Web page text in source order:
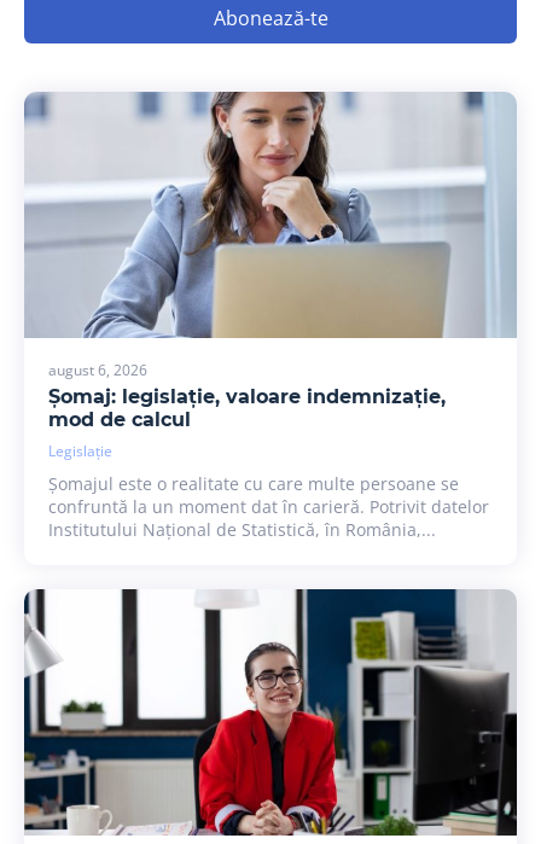
Abonează-te
august 6, 2026
Șomaj: legislație, valoare indemnizație,
mod de calcul
Legislație
Șomajul este o realitate cu care multe persoane se
confruntă la un moment dat în carieră. Potrivit datelor
Institutului Național de Statistică, în România,...